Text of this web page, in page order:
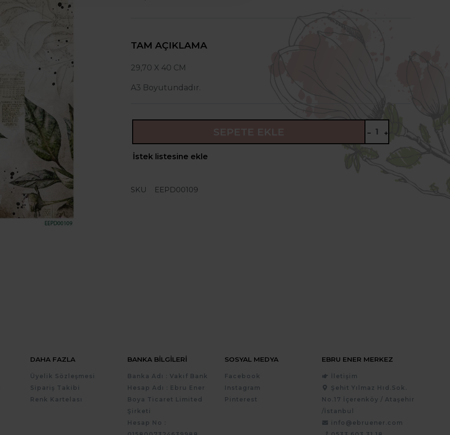
TAM AÇIKLAMA
29,70 X 40 CM
A3 Boyutundadır.
İstek listesine ekle
SKU EEPD00109
DAHA FAZLA
Üyelik Sözleşmesi
Sipariş Takibi
Renk Kartelası
BANKA BILGILERI
Banka Adı : Vakıf Bank
Hesap Adı : Ebru Ener
Boya Ticaret Limited
Şirketi
Hesap No :
SOSYAL MEDYA
Facebook
Instagram
Pinterest
EBRU ENER MERKEZ
İletişim
Şehit Yılmaz Hıd.Sok.
No.17 İçerenköy / Ataşehir
/İstanbul
info@ebruener.com